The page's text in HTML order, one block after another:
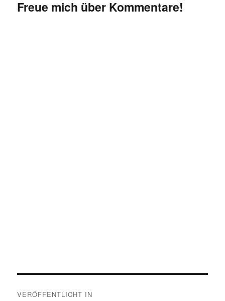
Freue mich über Kommentare!
VERÖFFENTLICHT IN